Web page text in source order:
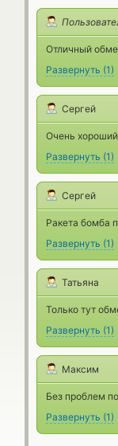
Отличный
Развернуть (1)
Сергей
Очень
Развернуть (1)
Сергей
Ракета бомба
Развернуть (1)
Татьяна
Только тут
Развернуть (1)
Максим
Без проблем
Развернуть (1)